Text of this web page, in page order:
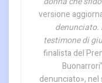
versione
denunciato.
testimone di
finalista del
denunciato»,